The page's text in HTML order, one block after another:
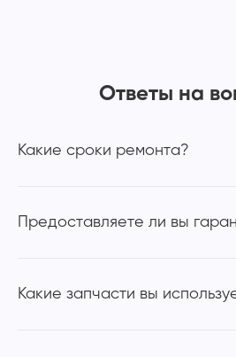
Ответы на
Какие сроки ремонта?
Предоставляете ли вы
Какие запчасти вы